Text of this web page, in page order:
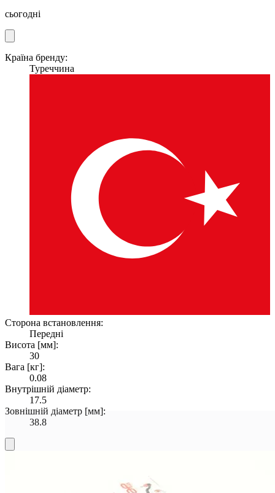
сьогодні
Країна бренду:
Туреччина
Сторона встановлення:
Передні
Висота [мм]:
30
Вага [кг]:
0.08
Внутрішній діаметр:
17.5
Зовнішній діаметр [мм]:
38.8